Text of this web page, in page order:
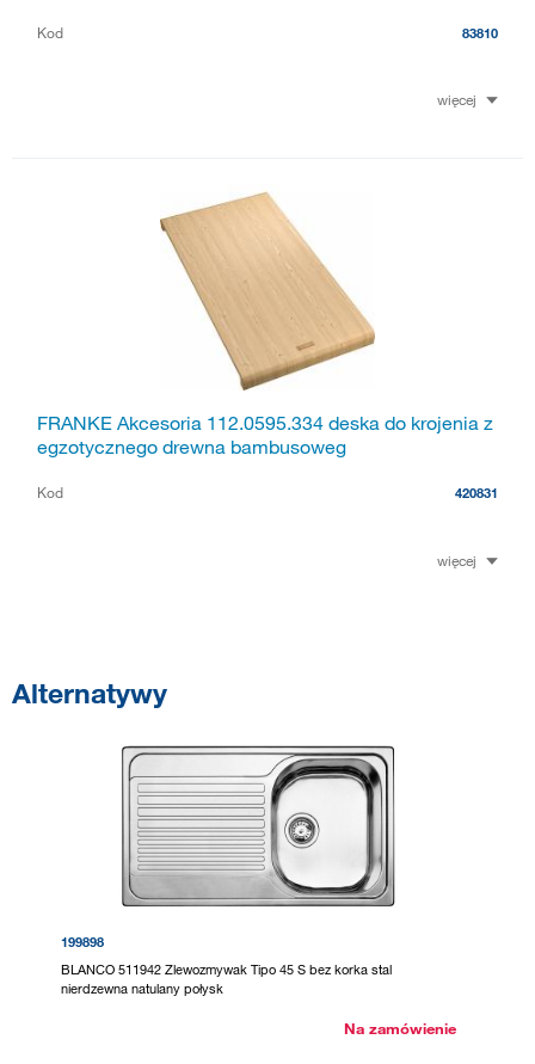
Kod 83810
więcej
FRANKE Akcesoria 112.0595.334 deska do krojenia z
egzotycznego drewna bambusoweg
Kod 420831
więcej
Alternatywy
199898
BLANCO 511942 Zlewozmywak Tipo 45 S bez korka stal
nierdzewna natulany połysk
Na zamówienie